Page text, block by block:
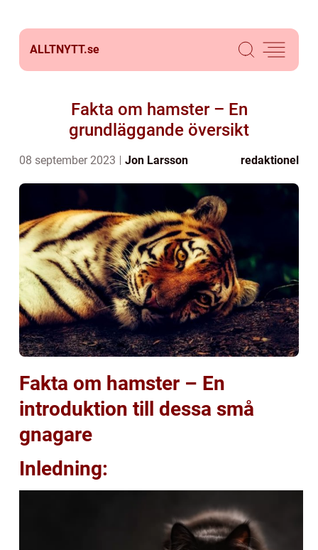
ALLTNYTT.se
Fakta om hamster – En
grundläggande översikt
08 september 2023 Jon Larsson redaktionel
Fakta om hamster – En
introduktion till dessa små
gnagare
Inledning: